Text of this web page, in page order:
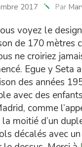
2017 Par
voyez le
de 170 mètres
ne croiriez
Egue y Seta
des années
avec des
comme
moitié d’un
décalés avec